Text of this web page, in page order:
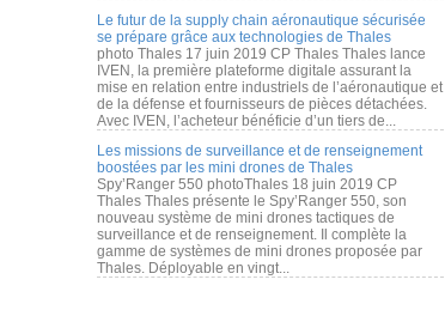
Le futur de la supply chain aéronautique sécurisée
se prépare grâce aux technologies de Thales
photo Thales 17 juin 2019 CP Thales Thales lance
IVEN, la première plateforme digitale assurant la
mise en relation entre industriels de l’aéronautique et
de la défense et fournisseurs de pièces détachées.
Avec IVEN, l’acheteur bénéficie d’un tiers de...
Les missions de surveillance et de renseignement
boostées par les mini drones de Thales
Spy’Ranger 550 photoThales 18 juin 2019 CP
Thales Thales présente le Spy’Ranger 550, son
nouveau système de mini drones tactiques de
surveillance et de renseignement. Il complète la
gamme de systèmes de mini drones proposée par
Thales. Déployable en vingt...